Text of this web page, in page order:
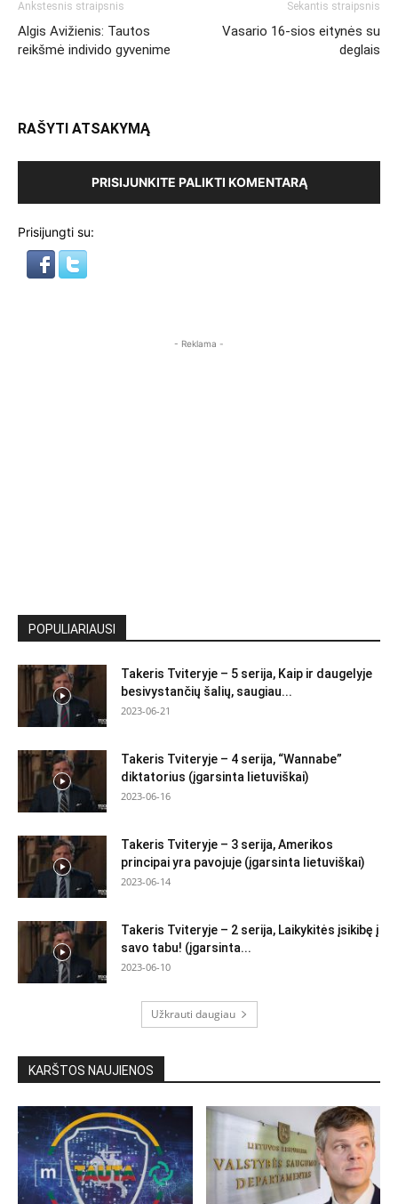
Ankstesnis straipsnis
Algis Avižienis: Tautos
reikšmė individo gyvenime
Sekantis straipsnis
Vasario 16-sios eitynės su
deglais
RAŠYTI ATSAKYMĄ
PRISIJUNKITE PALIKTI KOMENTARĄ
Prisijungti su:
- Reklama -
POPULIARIAUSI
Takeris Tviteryje – 5 serija, Kaip ir daugelyje
besivystančių šalių, saugiau...
2023-06-21
Takeris Tviteryje – 4 serija, “Wannabe”
diktatorius (įgarsinta lietuviškai)
2023-06-16
Takeris Tviteryje – 3 serija, Amerikos
principai yra pavojuje (įgarsinta lietuviškai)
2023-06-14
Takeris Tviteryje – 2 serija, Laikykitės įsikibę į
savo tabu! (įgarsinta...
2023-06-10
Užkrauti daugiau
KARŠTOS NAUJIENOS